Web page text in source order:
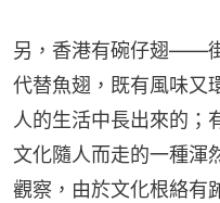
另，香港有碗仔翅——
代替魚翅，既有風味又
人的生活中長出來的；
文化隨人而走的一種渾
觀察，由於文化根絡有